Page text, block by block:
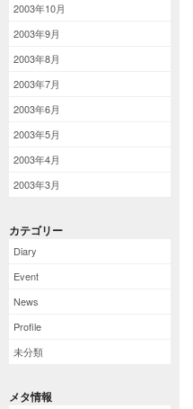
2003年10月
2003年9月
2003年8月
2003年7月
2003年6月
2003年5月
2003年4月
2003年3月
カテゴリー
Diary
Event
News
Profile
未分類
メタ情報